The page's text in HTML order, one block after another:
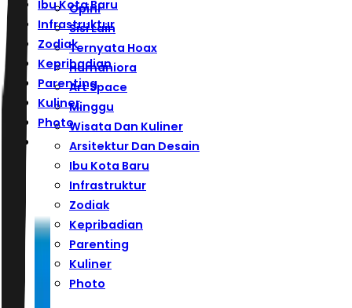
Ibu Kota Baru
Infrastruktur
Zodiak
Kepribadian
Parenting
Kuliner
Photo
Opini
Sisi Lain
Ternyata Hoax
Humaniora
Art Space
Minggu
Wisata Dan Kuliner
Arsitektur Dan Desain
Ibu Kota Baru
Infrastruktur
Zodiak
Kepribadian
Parenting
Kuliner
Photo